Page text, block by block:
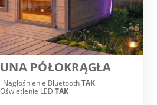
PÓŁOKRĄGŁA
Nagłośnienie BluetoothTAK
Oświetlenie LED TAK